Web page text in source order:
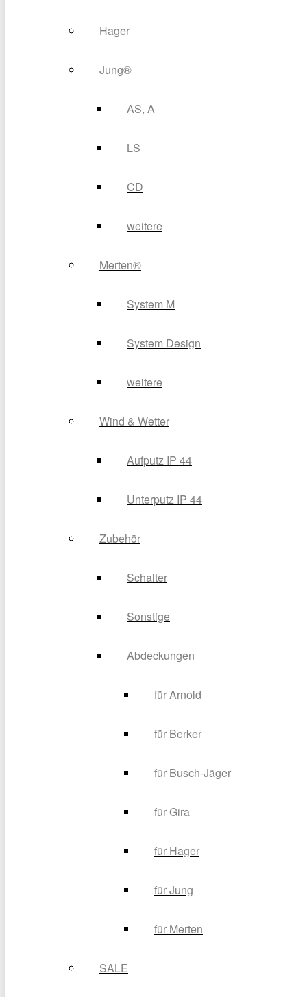
Hager
Jung®
AS, A
LS
CD
weitere
Merten®
System M
System Design
weitere
Wind & Wetter
Aufputz IP 44
Unterputz IP 44
Zubehör
Schalter
Sonstige
Abdeckungen
für Arnold
für Berker
für Busch-Jäger
für Gira
für Hager
für Jung
für Merten
SALE